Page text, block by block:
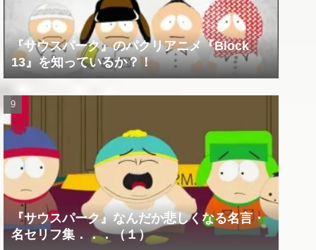
『サウスパーク』のパクリアニメ『Block
13』を知っているか？！
『サウスパーク』なんだか悲しくなる名言・
名セリフ集．．．（１）